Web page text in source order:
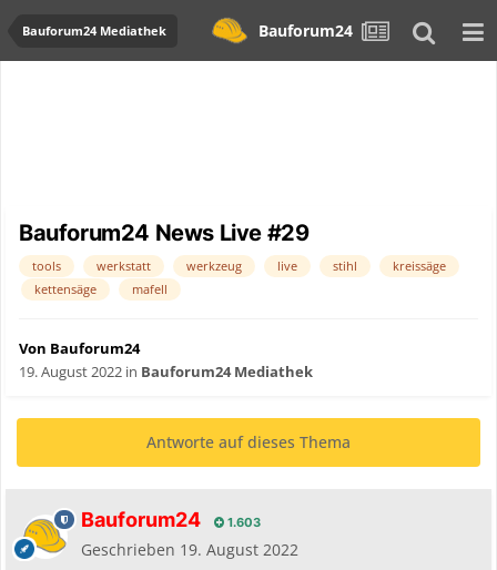
Bauforum24 Mediathek Bauforum24
Bauforum24 News Live #29
tools werkstatt werkzeug live stihl
kreissäge
kettensäge
mafell
Von Bauforum24
19. August 2022 in Bauforum24 Mediathek
Antworte auf dieses Thema
Bauforum24 1.603
Geschrieben 19. August 2022